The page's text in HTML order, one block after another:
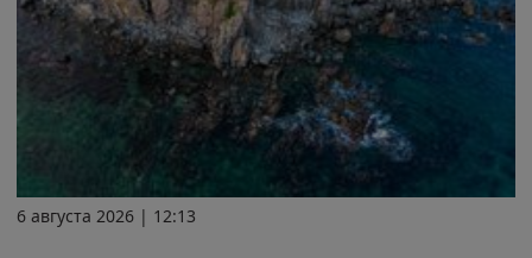
6 августа 2026 | 12:13